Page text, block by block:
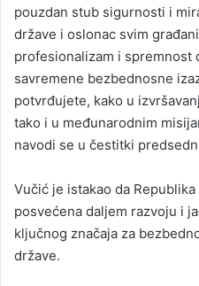
pouzdan stub sigurnosti i
države i oslonac svim
profesionalizam i spremnost
savremene bezbednosne
potvrđujete, kako u
tako i u međunarodnim
navodi se u čestitki
Vučić je istakao da
posvećena daljem razvoju i
ključnog značaja za
države.